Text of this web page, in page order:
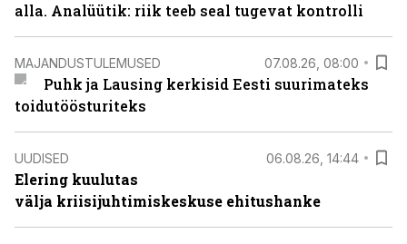
alla. Analüütik: riik teeb seal tugevat kontrolli
MAJANDUSTULEMUSED 07.08.26, 08:00
Puhk ja Lausing kerkisid Eesti suurimateks
toidutöösturiteks
UUDISED 06.08.26, 14:44
Elering kuulutas
välja kriisijuhtimiskeskuse ehitushanke